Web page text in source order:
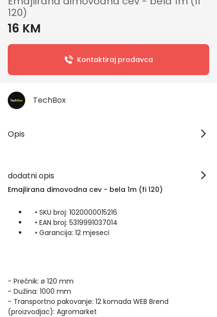
120)
16 KM
Kontaktiraj prodavca
TechBox
Opis
dodatni opis
Emajlirana dimovodna cev - bela 1m (fi 120)
• SKU broj: 1020000015216
• EAN broj: 5319991037014
• Garancija: 12 mjeseci
- Prečnik: ø 120 mm
- Dužina: 1000 mm
- Transportno pakovanje: 12 komada WEB Brend
(proizvodjac): Agromarket